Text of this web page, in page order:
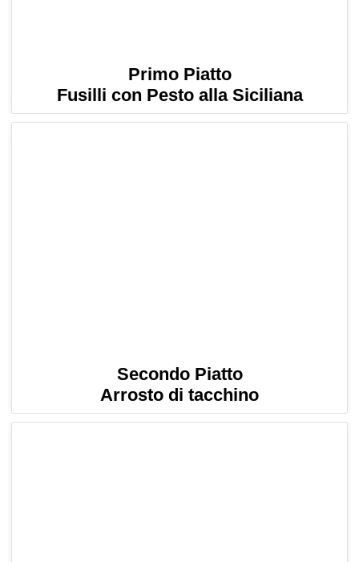
Primo Piatto
Fusilli con Pesto alla Siciliana
Secondo Piatto
Arrosto di tacchino